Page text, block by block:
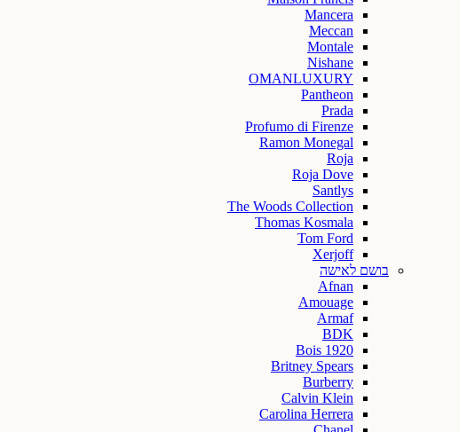
Mancera
Meccan
Montale
Nishane
OMANLUXURY
Pantheon
Prada
Profumo di Firenze
Ramon Monegal
Roja
Roja Dove
Santlys
The Woods Collection
Thomas Kosmala
Tom Ford
Xerjoff
בושם לאישה
Afnan
Amouage
Armaf
BDK
Bois 1920
Britney Spears
Burberry
Calvin Klein
Carolina Herrera